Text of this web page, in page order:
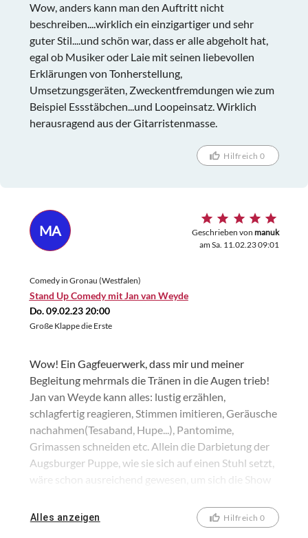
Wow, anders kann man den Auftritt nicht
beschreiben....wirklich ein einzigartiger und sehr
guter Stil....und schön war, dass er alle abgeholt hat,
egal ob Musiker oder Laie mit seinen liebevollen
Erklärungen von Tonherstellung,
Umsetzungsgeräten, Zweckentfremdungen wie zum
Beispiel Essstäbchen...und Loopeinsatz. Wirklich
herausragend aus der Gitarristenmasse.
Hilfreich 0
MA Geschrieben von manuk
am Sa. 11.02.23 09:01
Comedy in Gronau (Westfalen)
Stand Up Comedy mit Jan van Weyde
Do. 09.02.23 20:00
Große Klappe die Erste
Wow! Ein Gagfeuerwerk, dass mir und meiner
Begleitung mehrmals die Tränen in die Augen trieb!
Jan van Weyde kann alles: lustig erzählen,
schlagfertig reagieren, Stimmen imitieren, Geräusche
nachahmen(Tesaband, Hupe...), Pantomime,
Grimassen schneiden etc. Allein die Darbietung der
Augsburger Puppe, wie sie sich auf einen Stuhl setzt,
wäre schon ausreichend gewesen, um sich die Show
Show nicht geeignet, da auch sexuelle Inhalte
vorkommen und Herr von Weyde kein Blatt vor den
Alles anzeigen Hilfreich 0